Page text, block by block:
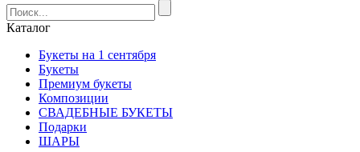
Каталог
Букеты на 1 сентября
Букеты
Премиум букеты
Композиции
СВАДЕБНЫЕ БУКЕТЫ
Подарки
ШАРЫ